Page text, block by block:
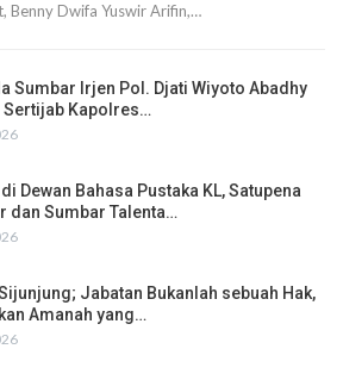
Benny Dwifa Yuswir Arifin,…
Sumbar Irjen Pol. Djati Wiyoto Abadhy
Sertijab Kapolres…
Dewan Bahasa Pustaka KL, Satupena
dan Sumbar Talenta…
Jabatan Bukanlah sebuah Hak,
Amanah yang…